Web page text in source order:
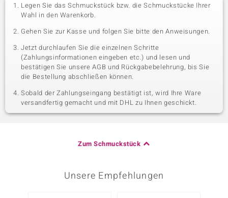
Legen Sie das Schmuckstück bzw. die Schmuckstücke Ihrer
Wahl in den Warenkorb.
Gehen Sie zur Kasse und folgen Sie bitte den Anweisungen.
Jetzt durchlaufen Sie die einzelnen Schritte
(Zahlungsinformationen eingeben etc.) und lesen und
bestätigen Sie unsere AGB und Rückgabebelehrung, bis Sie
die Bestellung abschließen können.
Sobald der Zahlungseingang bestätigt ist, wird Ihre Ware
versandfertig gemacht und mit DHL zu Ihnen geschickt.
Zum Schmuckstück
Unsere Empfehlungen